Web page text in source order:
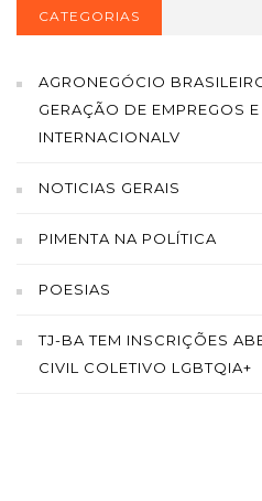
CATEGORIAS
AGRONEGÓCIO
GERAÇÃO DE EMPREGOS
INTERNACIONALV
NOTICIAS GERAIS
PIMENTA NA POLÍTICA
POESIAS
TJ-BA TEM INSCRIÇÕES
CIVIL COLETIVO LGBTQIA+